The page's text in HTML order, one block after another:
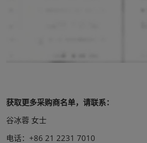
获取更多采购商名单，请联系：
谷冰蓉 女士
电话：+86 21 2231 7010